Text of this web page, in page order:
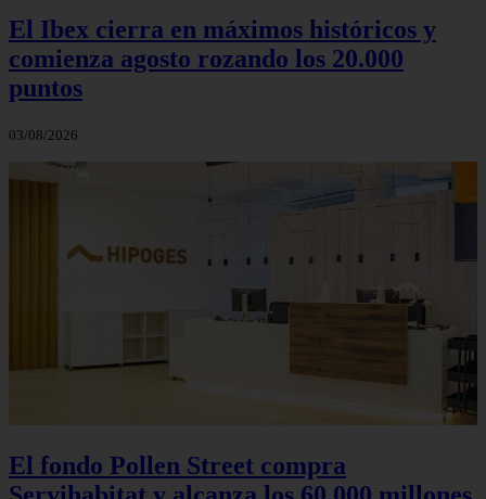
El Ibex cierra en máximos históricos y
comienza agosto rozando los 20.000
puntos
03/08/2026
El fondo Pollen Street compra